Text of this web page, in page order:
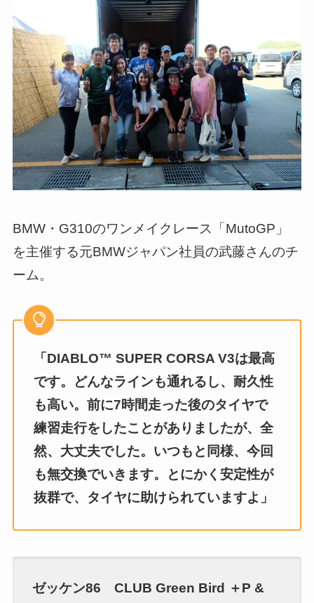
BMW・G310のワンメイクレース「MutoGP」
を主催する元BMWジャパン社員の武藤さんのチ
ーム。
「DIABLO™ SUPER CORSA V3は最高
です。どんなラインも通れるし、耐久性
も高い。前に7時間走った後のタイヤで
練習走行をしたことがありましたが、全
然、大丈夫でした。いつもと同様、今回
も無交換でいきます。とにかく安定性が
抜群で、タイヤに助けられていますよ」
ゼッケン86 CLUB Green Bird ＋P &